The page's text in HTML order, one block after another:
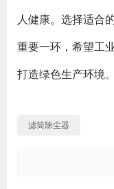
人健康。选择适合
重要一环，希望工
打造绿色生产环境。
滤筒除尘器